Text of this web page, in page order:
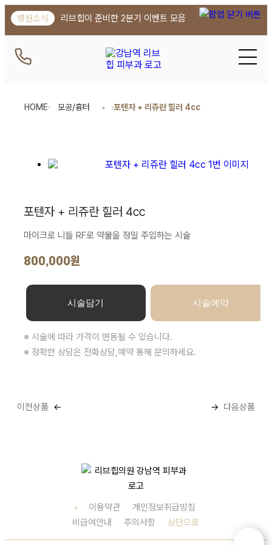
강남역 피부과 리브힙의원 | 포텐
병원소식 리브힙이 준비한 2분기 이벤트 모음
병원소식 실리프팅의 정점 압토스 런칭
병원소식 피부 톤부터 결, 속광까지 한 번에 끝내는 봄 스페셜
병원소식 아플까봐 미룬 시술, 괜찮아요 무통주사
병원소식 리무진 서비스로 여러분의 귀한 시간 소중하게
병원소식 LIBHIB VIP 전용 회원권을 소개합니다!
병원소식 활력을 위한 새로운 선택, NAD+ 런칭 이벤트 안내
병원 오시는 길
HOME› 모공/흉터 ›포텐자 + 리쥬란 힐러 4cc
포텐자 + 리쥬란 힐러 4cc
마이크로 니들 RF로 약물을 정밀 주입하는 시술
800,000원
시술담기 시술예약
※ 시술에 따라 가격이 변동될 수 있습니다.
※ 정확한 상담은 전화상담,예약 통해 문의하세요.
이전상품 다음상품
+ 이용약관
개인정보취급방침
비급여안내
주의사항 상단으로